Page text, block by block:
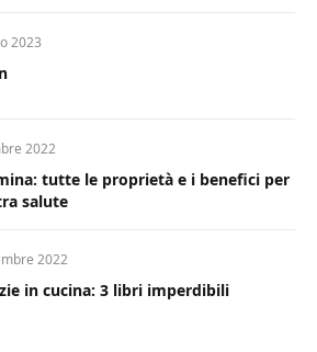
2023
2022
tutte le proprietà e i benefici per
salute
2022
in cucina: 3 libri imperdibili